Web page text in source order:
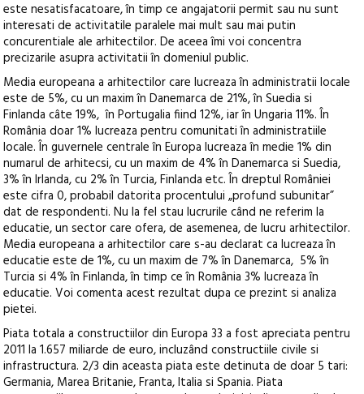
este nesatisfacatoare, în timp ce angajatorii permit sau nu sunt
interesati de activitatile paralele mai mult sau mai putin
concurentiale ale arhitectilor. De aceea îmi voi concentra
precizarile asupra activitatii în domeniul public.
Media europeana a arhitectilor care lucreaza în administratii locale
este de 5%, cu un maxim în Danemarca de 21%, în Suedia si
Finlanda câte 19%, în Portugalia fiind 12%, iar în Ungaria 11%. În
România doar 1% lucreaza pentru comunitati în administratiile
locale. În guvernele centrale în Europa lucreaza în medie 1% din
numarul de arhitecsi, cu un maxim de 4% în Danemarca si Suedia,
3% în Irlanda, cu 2% în Turcia, Finlanda etc. În dreptul României
este cifra 0, probabil datorita procentului „profund subunitar”
dat de respondenti. Nu la fel stau lucrurile când ne referim la
educatie, un sector care ofera, de asemenea, de lucru arhitectilor.
Media europeana a arhitectilor care s-au declarat ca lucreaza în
educatie este de 1%, cu un maxim de 7% în Danemarca, 5% în
Turcia si 4% în Finlanda, în timp ce în România 3% lucreaza în
educatie. Voi comenta acest rezultat dupa ce prezint si analiza
pietei.
Piata totala a constructiilor din Europa 33 a fost apreciata pentru
2011 la 1.657 miliarde de euro, incluzând constructiile civile si
infrastructura. 2/3 din aceasta piata este detinuta de doar 5 tari:
Germania, Marea Britanie, Franta, Italia si Spania. Piata